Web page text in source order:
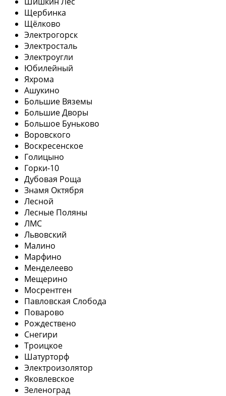
Щербинка
Щёлково
Электрогорск
Электросталь
Электроугли
Юбилейный
Яхрома
Ашукино
Большие Вяземы
Большие Дворы
Большое Буньково
Воровского
Воскресенское
Голицыно
Горки-10
Дубовая Роща
Знамя Октября
Лесной
Лесные Поляны
ЛМС
Львовский
Малино
Марфино
Менделеево
Мещерино
Мосрентген
Павловская Слобода
Поварово
Рождествено
Снегири
Троицкое
Шатурторф
Электроизолятор
Яковлевское
Зеленоград